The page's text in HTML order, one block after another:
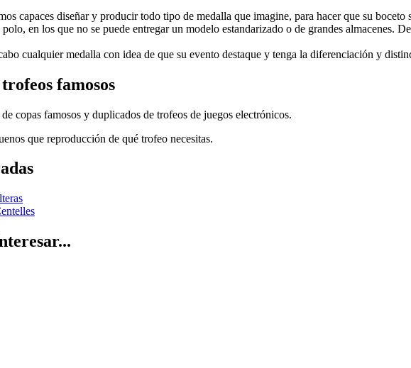
capaces diseñar y producir todo tipo de medalla que imagine, para hacer que su boceto
en los que no se puede entregar un modelo estandarizado o de grandes almacenes.
cualquier medalla con idea de que su evento destaque y tenga la diferenciación y
famosos
copas famosos y duplicados de trofeos de juegos electrónicos.
que reproducción de qué trofeo necesitas.